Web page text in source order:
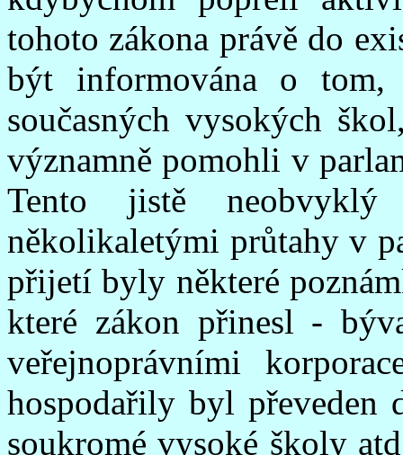
tohoto zákona právě do
být informována o
současných vysokých
významně pomohli v
Tento jistě
několikaletými průtahy v
přijetí byly některé
které zákon přinesl -
veřejnoprávními
hospodařily byl převeden
soukromé vysoké školy